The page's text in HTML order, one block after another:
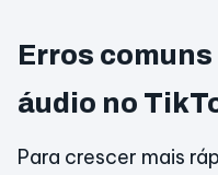
Erros
áudio no
Para crescer mais